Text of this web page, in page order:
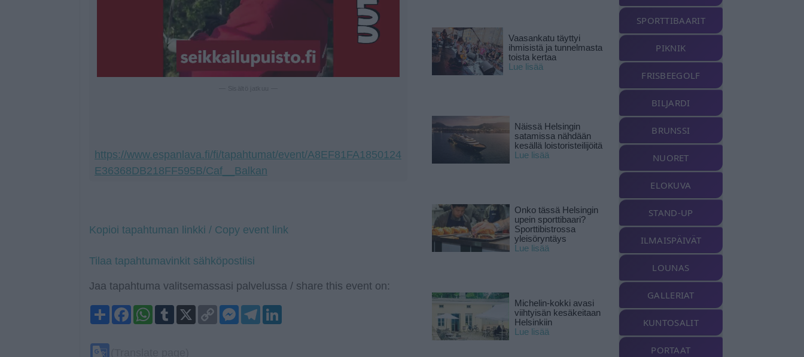
https://www.espanlava.fi/fi/tapahtumat/event/A8EF81FA1850124
E36368DB218FF595B/Caf__Balkan
Kopioi tapahtuman linkki / Copy event link
Tilaa tapahtumavinkit sähköpostiisi
Jaa tapahtuma valitsemassasi palvelussa / share this event on:
ShareFacebookWhatsApp
Tumblr
X
Copy
Link
Messenger
Telegram
Vaasankatu täyttyi
ihmisistä ja tunnelmasta
toista kertaa
Lue lisää
Näissä Helsingin
satamissa nähdään
kesällä loistoristeilijöitä
Lue lisää
Onko tässä Helsingin
upein sporttibaari?
Sporttibistrossa
yleisöryntäys
Lue lisää
Michelin-kokki avasi
viihtyisän kesäkeitaan
Helsinkiin
Lue lisää
SPORTTIBAARIT
PIKNIK
FRISBEEGOLF
BILJARDI
BRUNSSI
NUORET
ELOKUVA
STAND-UP
ILMAISPÄIVÄT
LOUNAS
GALLERIAT
KUNTOSALIT
PORTAAT